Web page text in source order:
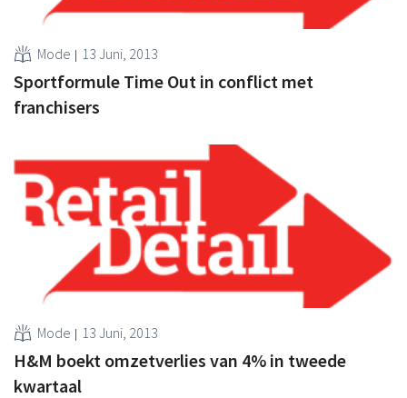
Mode 13 Juni, 2013
Sportformule Time Out in conflict met
franchisers
Mode 13 Juni, 2013
H&M boekt omzetverlies van 4% in tweede
kwartaal